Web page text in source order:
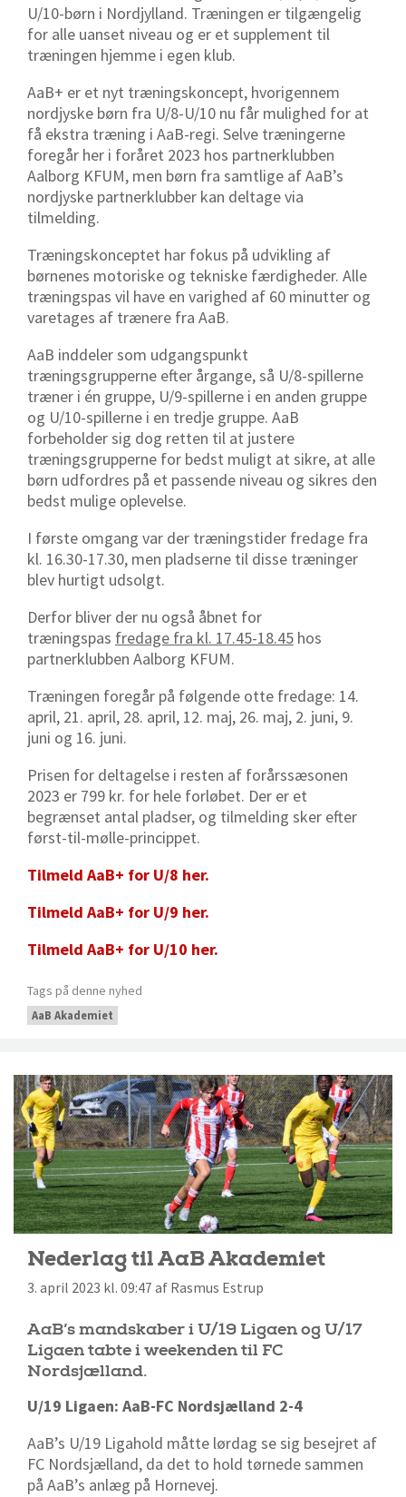
U/10-børn i Nordjylland. Træningen er tilgængelig
for alle uanset niveau og er et supplement til
træningen hjemme i egen klub.
AaB+ er et nyt træningskoncept, hvorigennem
nordjyske børn fra U/8-U/10 nu får mulighed for at
få ekstra træning i AaB-regi. Selve træningerne
foregår her i foråret 2023 hos partnerklubben
Aalborg KFUM, men børn fra samtlige af AaB’s
nordjyske partnerklubber kan deltage via
tilmelding.
Træningskonceptet har fokus på udvikling af
børnenes motoriske og tekniske færdigheder. Alle
træningspas vil have en varighed af 60 minutter og
varetages af trænere fra AaB.
AaB inddeler som udgangspunkt
træningsgrupperne efter årgange, så U/8-spillerne
træner i én gruppe, U/9-spillerne i en anden gruppe
og U/10-spillerne i en tredje gruppe. AaB
forbeholder sig dog retten til at justere
træningsgrupperne for bedst muligt at sikre, at alle
børn udfordres på et passende niveau og sikres den
bedst mulige oplevelse.
I første omgang var der træningstider fredage fra
kl. 16.30-17.30, men pladserne til disse træninger
blev hurtigt udsolgt.
Derfor bliver der nu også åbnet for
træningspas fredage fra kl. 17.45-18.45 hos
partnerklubben Aalborg KFUM.
Træningen foregår på følgende otte fredage: 14.
april, 21. april, 28. april, 12. maj, 26. maj, 2. juni, 9.
juni og 16. juni.
Prisen for deltagelse i resten af forårssæsonen
2023 er 799 kr. for hele forløbet. Der er et
begrænset antal pladser, og tilmelding sker efter
først-til-mølle-princippet.
Tilmeld AaB+ for U/8 her.
Tilmeld AaB+ for U/9 her.
Tilmeld AaB+ for U/10 her.
Tags på denne nyhed
AaB Akademiet
Nederlag til AaB Akademiet
3. april 2023 kl. 09:47 af Rasmus Estrup
AaB’s mandskaber i U/19 Ligaen og U/17
Ligaen tabte i weekenden til FC
Nordsjælland.
U/19 Ligaen: AaB-FC Nordsjælland 2-4
AaB’s U/19 Ligahold måtte lørdag se sig besejret af
FC Nordsjælland, da det to hold tørnede sammen
på AaB’s anlæg på Hornevej.